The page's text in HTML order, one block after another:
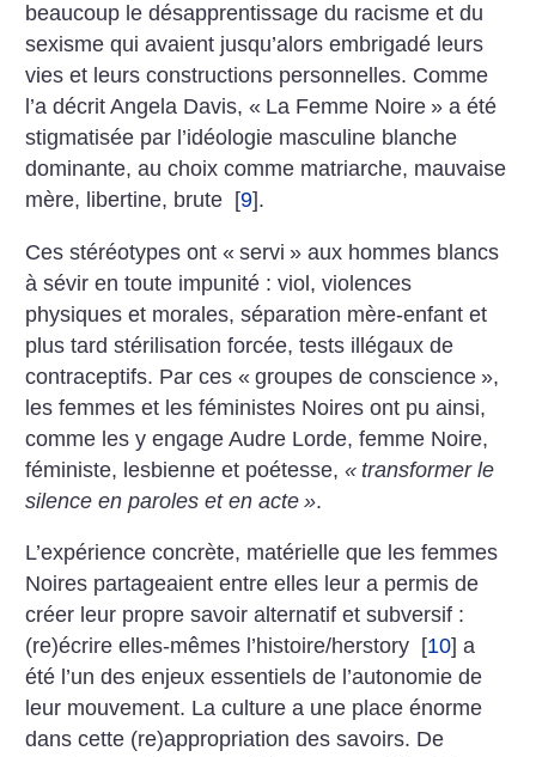
beaucoup le désapprentissage du racisme et du
sexisme qui avaient jusqu’alors embrigadé leurs
vies et leurs constructions personnelles. Comme
l’a décrit Angela Davis, « La Femme Noire » a été
stigmatisée par l’idéologie masculine blanche
dominante, au choix comme matriarche, mauvaise
mère, libertine, brute [9].
Ces stéréotypes ont « servi » aux hommes blancs
à sévir en toute impunité : viol, violences
physiques et morales, séparation mère-enfant et
plus tard stérilisation forcée, tests illégaux de
contraceptifs. Par ces « groupes de conscience »,
les femmes et les féministes Noires ont pu ainsi,
comme les y engage Audre Lorde, femme Noire,
féministe, lesbienne et poétesse,« transformer le
silence en paroles et en acte ».
L’expérience concrète, matérielle que les femmes
Noires partageaient entre elles leur a permis de
créer leur propre savoir alternatif et subversif :
(re)écrire elles-mêmes l’histoire/herstory [10] a
été l’un des enjeux essentiels de l’autonomie de
leur mouvement. La culture a une place énorme
dans cette (re)appropriation des savoirs. De